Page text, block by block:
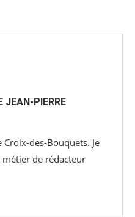
JEAN-PIERRE
des-Bouquets. Je
de rédacteur